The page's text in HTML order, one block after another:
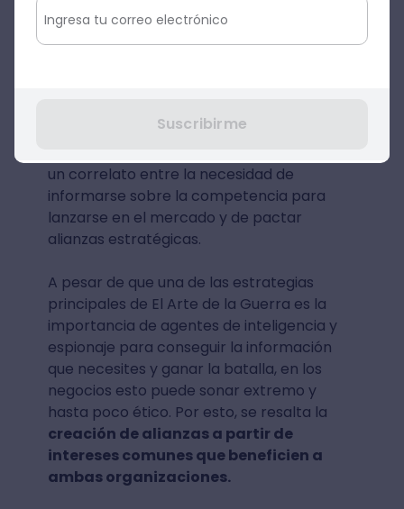
competencia.
oportunamente".A partir de estas dos
un correlato entre la necesidad de
informarse sobre la competencia para
lanzarse en el mercado y de pactar
alianzas estratégicas.
A pesar de que una de las estrategias
principales de El Arte de la Guerra es la
importancia de agentes de inteligencia y
espionaje para conseguir la información
que necesites y ganar la batalla, en los
negocios esto puede sonar extremo y
hasta poco ético. Por esto, se resalta la
creación de alianzas a partir de
intereses comunes que beneficien a
ambas organizaciones.
Suscribirme